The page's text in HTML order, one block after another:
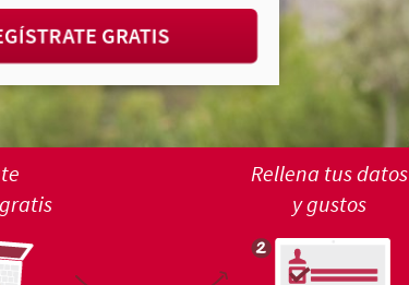
GRATIS
Rellena tus datos
y gustos